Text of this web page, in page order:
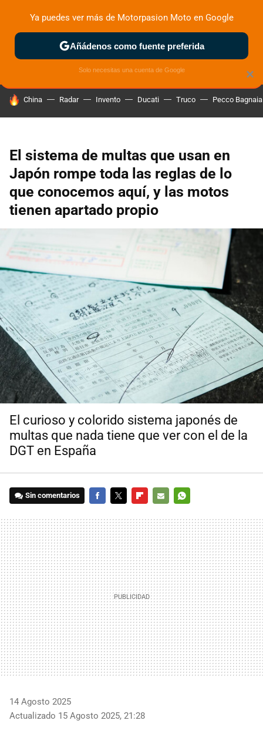
ZONA DE PRUEBAS DEPORTIVAS MOTOS ELÉCTRICAS
HOY SE HABLA DE
China Radar Invento Ducati Truco Pecco Bagnaia
El sistema de multas que usan en
Japón rompe toda las reglas de lo
que conocemos aquí, y las motos
tienen apartado propio
El curioso y colorido sistema japonés de
multas que nada tiene que ver con el de la
DGT en España
Sin comentarios
MAIL
14 Agosto 2025
Actualizado 15 Agosto 2025, 21:28
×
Ya puedes ver más de Motorpasion Moto en Google
Añádenos como fuente preferida
Solo necesitas una cuenta de Google